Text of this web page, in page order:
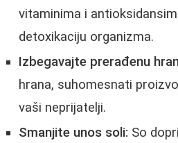
vitaminima i
detoxikaciju organizma.
Izbegavajte prerađenu
hrana, suhomesnati
vaši neprijatelji.
Smanjite unos soli: So